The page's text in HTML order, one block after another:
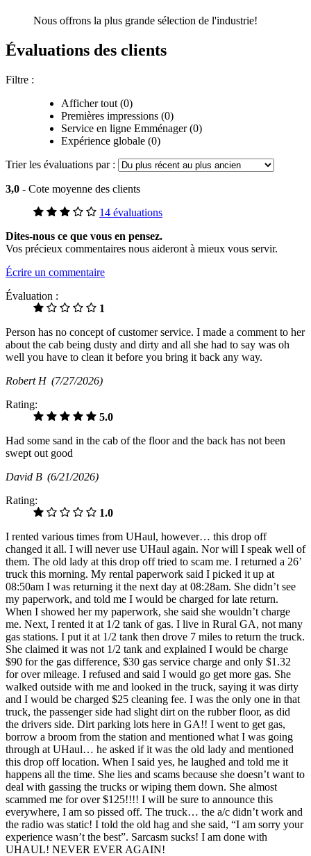
Nous offrons la plus grande sélection de l'industrie!
Évaluations des clients
Filtre :
Afficher tout (0)
Premières impressions (0)
Service en ligne Emménager (0)
Expérience globale (0)
Trier les évaluations par :
3,0 - Cote moyenne des clients
14 évaluations
Dites-nous ce que vous en pensez.
Vos précieux commentaires nous aideront à mieux vous servir.
Écrire un commentaire
Évaluation :
1
Person has no concept of customer service. I made a comment to her
about the cab being dusty and dirty and all she had to say was oh
well you have to clean it before you bring it back any way.
Robert H (7/27/2026)
Rating:
5.0
Had some sand in the cab of the floor and the back has not been
swept out good
David B (6/21/2026)
Rating:
1.0
I rented various times from UHaul, however… this drop off
changed it all. I will never use UHaul again. Nor will I speak well of
them. The old lady at this drop off tried to scam me. I returned a 26’
truck this morning. My rental paperwork said I picked it up at
08:50am I was returning it the next day at 08:28am. She didn’t see
my paperwork, and told me I would be charged for late return.
When I showed her my paperwork, she said she wouldn’t charge
me. Next, I rented it at 1/2 tank of gas. I live in Rural GA, not many
gas stations. I put it at 1/2 tank then drove 7 miles to return the truck.
She claimed it was not 1/2 tank and explained I would be charge
$90 for the gas difference, $30 gas service charge and only $1.32
for over mileage. I refused and said I would go get more gas. She
walked outside with me and looked in the truck, saying it was dirty
and I would be charged $25 cleaning fee. I was the only one in that
truck, the passenger side had slight dirt on the rubber floor, as did
the drivers side. Dirt parking lots here in GA!! I went to get gas,
borrow a broom from the station and mentioned what I was going
through at UHaul… he asked if it was the old lady and mentioned
this drop off location. When I said yes, he laughed and told me it
happens all the time. She lies and scams because she doesn’t want to
deal with gassing the trucks or wiping them down. She almost
scammed me for over $125!!!! I will be sure to announce this
everywhere, I am so pissed off. The truck… the a/c didn’t work and
the radio was static! I told the old hag and she said, “I am sorry your
experience wasn’t the best”. Sarcasm sucks! I am done with
UHAUL! NEVER EVER AGAIN!